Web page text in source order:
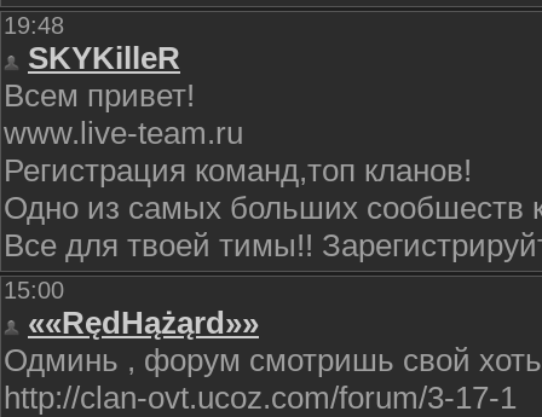
19:48
SKYKilleR
Всем привет!
www.live-team.ru
Регистрация команд,топ кланов!
Одно из самых больших сообшеств
Все для твоей тимы!!
15:00
««RędHążąrd»»
Одминь , форум смотришь свой
http://clan-ovt.ucoz.com/forum/3-17-1